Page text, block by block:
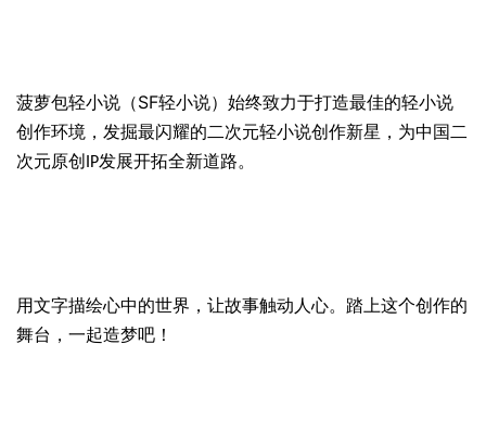
菠萝包轻小说（SF轻小说）始终致力于打造最佳的轻小说
创作环境，发掘最闪耀的二次元轻小说创作新星，为中国二
次元原创
IP发展开拓全新道路。
用文字描绘心中的世界，让故事触动人心。踏上这个创作的
舞台，一起造梦吧！